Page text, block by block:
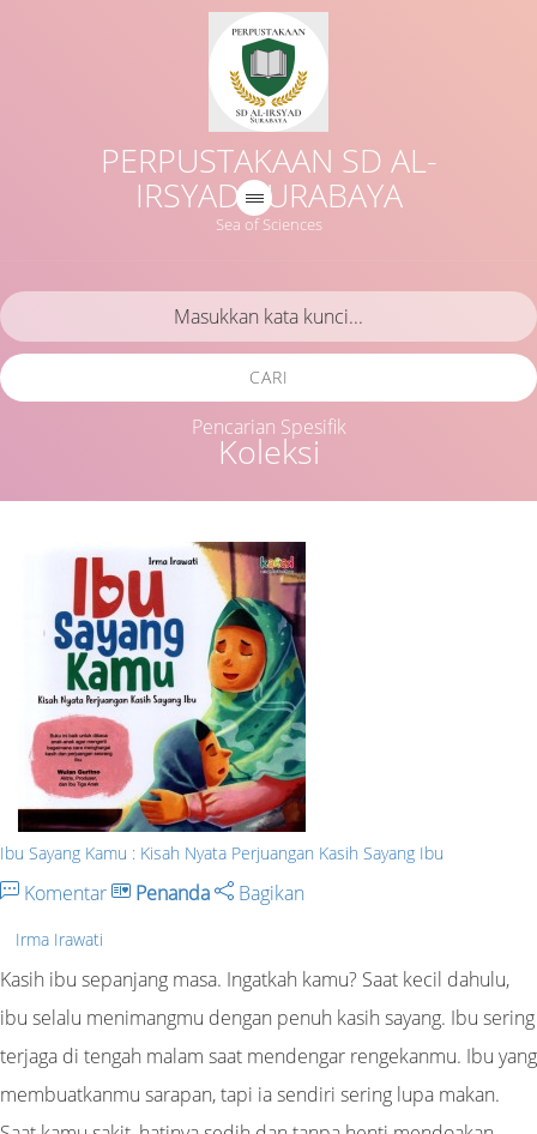
PERPUSTAKAAN SD AL-
IRSYAD SURABAYA
Sea of Sciences
Koleksi
CARI
Pencarian Spesifik
Ibu Sayang Kamu : Kisah Nyata Perjuangan Kasih Sayang Ibu
Komentar Penanda Bagikan
Irma Irawati
Kasih ibu sepanjang masa. Ingatkah kamu? Saat kecil dahulu,
ibu selalu menimangmu dengan penuh kasih sayang. Ibu sering
terjaga di tengah malam saat mendengar rengekanmu. Ibu yang
membuatkanmu sarapan, tapi ia sendiri sering lupa makan.